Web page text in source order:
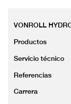
VONROLL
Productos
Servicio técnico
Referencias
Carrera